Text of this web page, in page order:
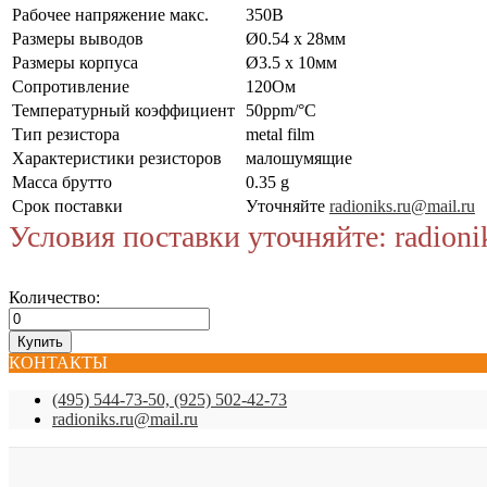
Рабочее напряжение макс.
350В
Размеры выводов
Ø0.54 x 28мм
Размеры корпуса
Ø3.5 x 10мм
Сопротивление
120Ом
Температурный коэффициент
50ppm/°C
Тип резистора
metal film
Характеристики резисторов
малошумящие
Масса брутто
0.35 g
Срок поставки
Уточняйте radioniks.ru@mail.ru
Условия поставки уточняйте:
Количество:
КОНТАКТЫ
(495) 544-73-50, (925) 502-42-73
radioniks.ru@mail.ru